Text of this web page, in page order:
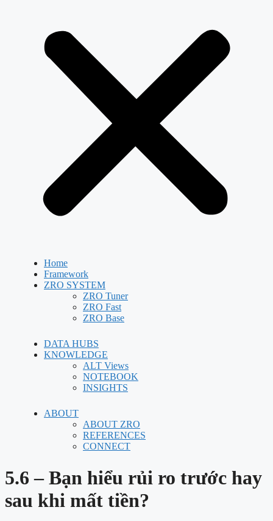
Home
Framework
ZRO SYSTEM
ZRO Tuner
ZRO Fast
ZRO Base
DATA HUBS
KNOWLEDGE
ALT Views
NOTEBOOK
INSIGHTS
ABOUT
ABOUT ZRO
REFERENCES
CONNECT
5.6 – Bạn hiểu rủi ro trước hay
sau khi mất tiền?